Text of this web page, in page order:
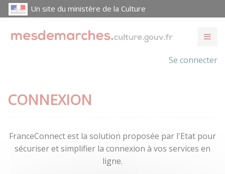
Un site du ministère de la Culture
Se connecter
CONNEXION
FranceConnect est la solution proposée par l'Etat pour
sécuriser et simplifier la connexion à vos services en
ligne.